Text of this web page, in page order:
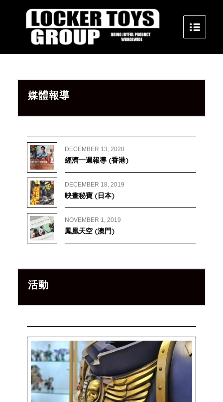
媒體報導
DECEMBER 13, 2020
經濟一週報導 (香港)
DECEMBER 18, 2019
映畫秘寶 (日本)
NOVEMBER 1, 2019
鳳凰天空 (澳門)
活動